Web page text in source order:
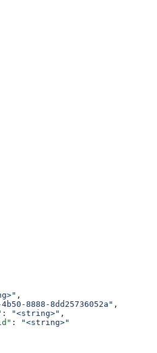
,
8888-8dd25736052a" ,
: "<string>" ,
:
"<string>"